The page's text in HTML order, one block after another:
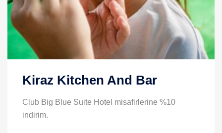
Kiraz Kitchen And Bar
Club Big Blue Suite Hotel misafirlerine %10
indirim.